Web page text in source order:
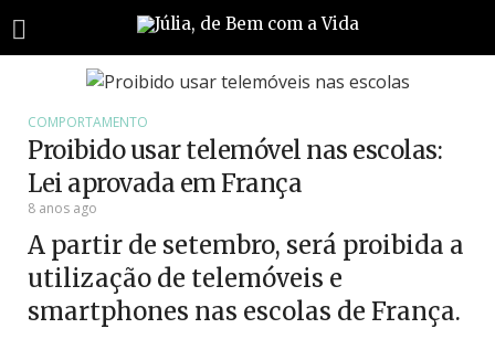
COMPORTAMENTO
Proibido usar telemóvel nas escolas:
Lei aprovada em França
8 anos ago
A partir de setembro, será proibida a
utilização de telemóveis e
smartphones nas escolas de França.